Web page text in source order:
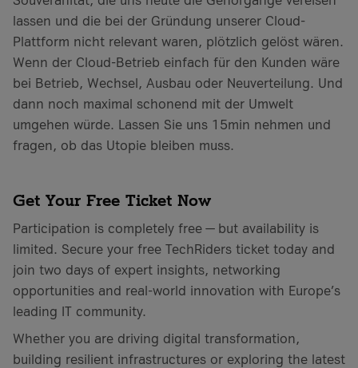
lassen und die bei der Gründung unserer Cloud-
Plattform nicht relevant waren, plötzlich gelöst wären.
Wenn der Cloud-Betrieb einfach für den Kunden wäre
bei Betrieb, Wechsel, Ausbau oder Neuverteilung. Und
dann noch maximal schonend mit der Umwelt
umgehen würde. Lassen Sie uns 15min nehmen und
fragen, ob das Utopie bleiben muss.
Get Your Free Ticket Now
Participation is completely free — but availability is
limited. Secure your free TechRiders ticket today and
join two days of expert insights, networking
opportunities and real-world innovation with Europe’s
leading IT community.
Whether you are driving digital transformation,
building resilient infrastructures or exploring the latest